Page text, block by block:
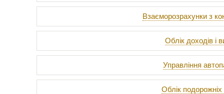
Взаєморозрахунки з
Облік доходів і
Управління
Облік подорожніх